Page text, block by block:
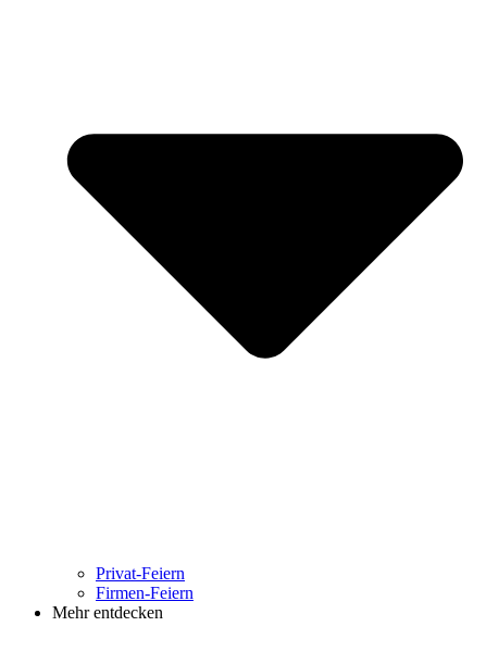
Privat-Feiern
Firmen-Feiern
Mehr entdecken